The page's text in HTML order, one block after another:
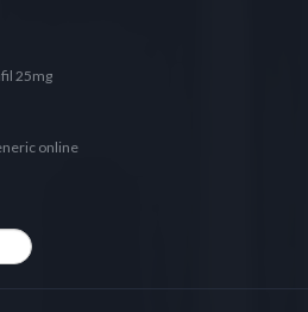
25mg
online